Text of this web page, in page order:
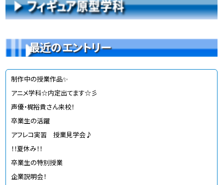
最近のエントリー
制作中の授業作品✨
アニメ学科☆内定出てます☆彡
声優・梶裕貴さん来校！
卒業生の活躍
アフレコ実習 授業見学会♪
！！夏休み！！
卒業生の特別授業
企業説明会！